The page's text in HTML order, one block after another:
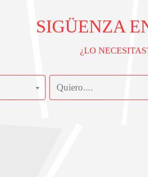
SIGÜENZA
¿LO